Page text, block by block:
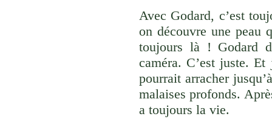
Avec Godard, c’est
on découvre une peau
toujours là ! Godard
caméra. C’est juste. Et
pourrait arracher
malaises profonds.
a toujours la vie.